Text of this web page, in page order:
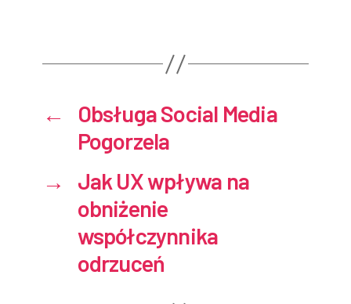
←
Obsługa Social Media
Pogorzela
→
Jak UX wpływa na
obniżenie
współczynnika
odrzuceń